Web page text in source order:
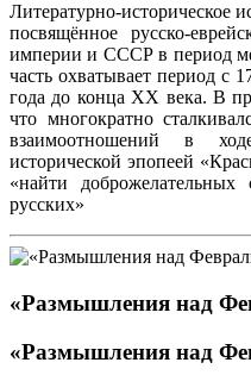
Литературно-историческое
посвящённое русско-
империи и СССР в период
часть охватывает период с
года до конца XX века. В
что многократно
взаимоотношений в
исторической эпопеей
«найти
русских»
«Размышления над
«Размышления над